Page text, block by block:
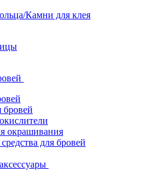
Камни для клея
бровей
окрашивания
для бровей